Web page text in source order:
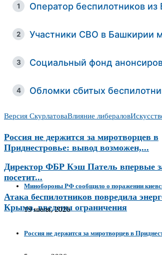
1 Оператор беспилотников
2 Участники СВО в Башкирии
3 Социальный фонд
4 Обломки сбитых
Версия СкурлатоваВлияние либералов
Россия не держится за миротворцев в
Приднестровье: вывод возможен,...
Директор ФБР Кэш Патель впервые
посетит...
Атака беспилотников повредила
Крыма, введены ограничения
Минобороны РФ сообщило о поражении
19 июля, 2026
Россия не держится за миротворцев в